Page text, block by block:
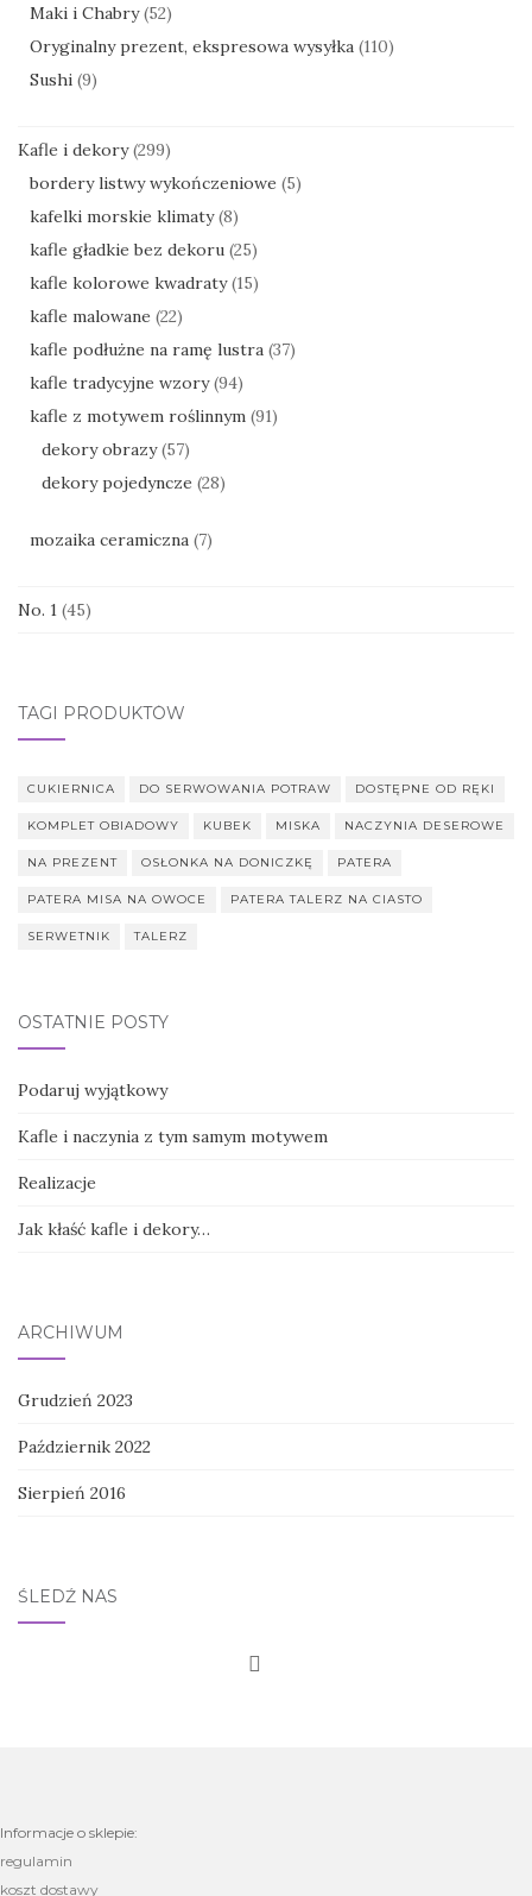
Maki i Chabry (52)
Oryginalny prezent, ekspresowa wysyłka (110)
Sushi (9)
Kafle i dekory (299)
bordery listwy wykończeniowe (5)
kafelki morskie klimaty (8)
kafle gładkie bez dekoru (25)
kafle kolorowe kwadraty (15)
kafle malowane (22)
kafle podłużne na ramę lustra (37)
kafle tradycyjne wzory (94)
kafle z motywem roślinnym (91)
dekory obrazy (57)
dekory pojedyncze (28)
mozaika ceramiczna (7)
No. 1 (45)
TAGI PRODUKTÓW
CUKIERNICA DO SERWOWANIA POTRAW DOSTĘPNE OD RĘKI
KOMPLET OBIADOWY KUBEK MISKA NACZYNIA DESEROWE
NA PREZENT OSŁONKA NA DONICZKĘ PATERA
PATERA MISA NA OWOCE PATERA TALERZ NA CIASTO
SERWETNIK TALERZ
OSTATNIE POSTY
Podaruj wyjątkowy
Kafle i naczynia z tym samym motywem
Realizacje
Jak kłaść kafle i dekory…
ARCHIWUM
Grudzień 2023
Październik 2022
Sierpień 2016
ŚLEDŹ NAS
Informacje o sklepie:
regulamin
koszt dostawy